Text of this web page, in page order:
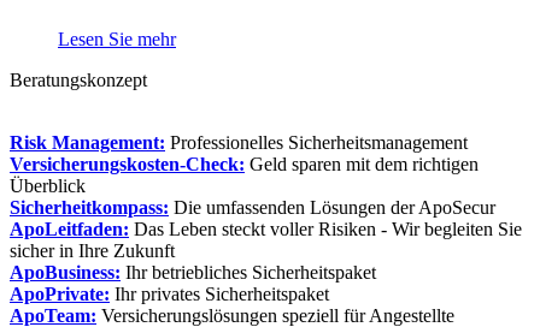
Lesen Sie mehr
Beratungskonzept
Risk Management: Professionelles Sicherheitsmanagement
Versicherungskosten-Check: Geld sparen mit dem richtigen
Überblick
Sicherheitkompass: Die umfassenden Lösungen der ApoSecur
ApoLeitfaden: Das Leben steckt voller Risiken - Wir begleiten Sie
sicher in Ihre Zukunft
ApoBusiness: Ihr betriebliches Sicherheitspaket
ApoPrivate: Ihr privates Sicherheitspaket
ApoTeam: Versicherungslösungen speziell für Angestellte